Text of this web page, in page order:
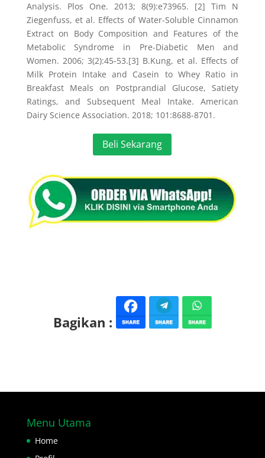
Analysis. Plos One. 2013; 8(9):e73965. [2] Tim N
Ziegenfuss, et al. Effects of Water-Soluble Cinnamon
Extract on Body Composition and Features of the
Metabolic Syndrome in Pre-Diabetic Men and
Women. 2006; 3(2):45-53.[3] B.Kung, et al. Effects of
Milk Protein Intake and Casein to Whey Ratio in
Breakfast Meals on Postprandial Glucose, Satiety
Ratings, and Subsequent Meal Intake. American
Dairy Science Association. 2018; 101:8688-8701.
Beli Sekarang
Bagikan :
Menu Utama
Home